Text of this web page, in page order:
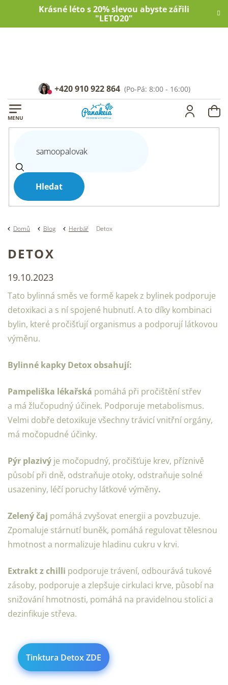
Krásné léto s 20% slevou abyste zářili
"LETO20"
Hledat
+420 910 922 864
Domů Blog Herbář Detox
DETOX
19.10.2023
Tato bylinná směs ve formě kapek z bylinek podporuje
detoxikaci a s ní spojené hubnutí. A to díky kombinaci
bylin, které pročišťují organismus a podporují látkovou
výměnu.
Bylinné kapky Detox obsahují:
Pampeliška lékařská pomáhá při pročištění střev
a má žlučopudný účinek. Podporuje metabolismus.
Velmi dobře detoxikuje všechny trávicí vnitřní orgány,
má močopudné účinky.
Pýr plazivý je močopudný, pročišťuje krev, příznivě
působí při dně, odstraňuje otoky, odstraňuje solné
usazeniny, léčí poruchy látkové výměny.
Zelený čaj pomáhá zvyšovat energii a povzbuzuje.
Zpomaluje stárnutí buněk, pomáhá regulovat tělesnou
hmotnost a normalizuje hladinu cukru v krvi.
Extrakt z chilli podporuje trávení, odbourává tukové
zásoby, podporuje a zlepšuje cirkulaci krve, působí na
snižování hmotnosti, pomáhá na pravidelnou stolici a
dezinfikuje střeva.
Tinktura Detox ZDE